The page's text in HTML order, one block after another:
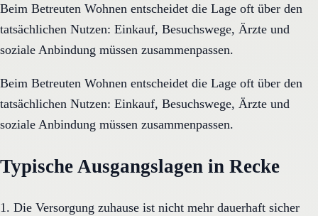
Beim Betreuten Wohnen entscheidet die Lage oft über den
tatsächlichen Nutzen: Einkauf, Besuchswege, Ärzte und
soziale Anbindung müssen zusammenpassen.
Beim Betreuten Wohnen entscheidet die Lage oft über den
tatsächlichen Nutzen: Einkauf, Besuchswege, Ärzte und
soziale Anbindung müssen zusammenpassen.
Typische Ausgangslagen in Recke
1. Die Versorgung zuhause ist nicht mehr dauerhaft sicher